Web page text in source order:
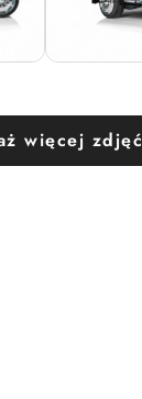
więcej zdjęć